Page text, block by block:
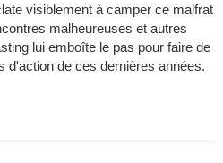
visiblement à camper ce malfrat
malheureuses et autres
lui emboîte le pas pour faire de
d'action de ces dernières années.